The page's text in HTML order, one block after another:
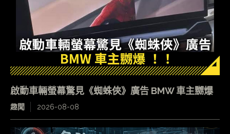
啟動車輛螢幕驚見《蜘蛛俠》廣告 BMW 車主嬲爆
趣聞 2026-08-08